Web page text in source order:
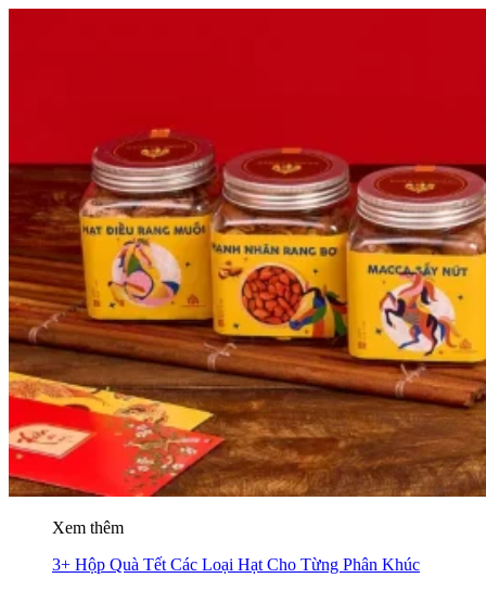
Xem thêm
3+ Hộp Quà Tết Các Loại Hạt Cho Từng Phân Khúc